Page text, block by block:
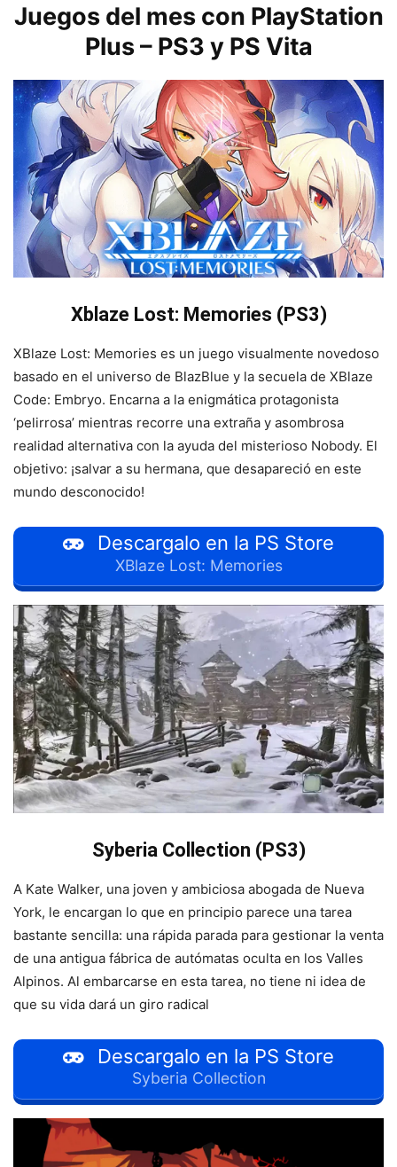
Juegos del mes con PlayStation
Plus – PS3 y PS Vita
Xblaze Lost: Memories (PS3)
XBlaze Lost: Memories es un juego visualmente novedoso
basado en el universo de BlazBlue y la secuela de XBlaze
Code: Embryo. Encarna a la enigmática protagonista
‘pelirrosa’ mientras recorre una extraña y asombrosa
realidad alternativa con la ayuda del misterioso Nobody. El
objetivo: ¡salvar a su hermana, que desapareció en este
mundo desconocido!
Descargalo en la PS Store
XBlaze Lost: Memories
Syberia Collection (PS3)
A Kate Walker, una joven y ambiciosa abogada de Nueva
York, le encargan lo que en principio parece una tarea
bastante sencilla: una rápida parada para gestionar la venta
de una antigua fábrica de autómatas oculta en los Valles
Alpinos. Al embarcarse en esta tarea, no tiene ni idea de
que su vida dará un giro radical
Descargalo en la PS Store
Syberia Collection